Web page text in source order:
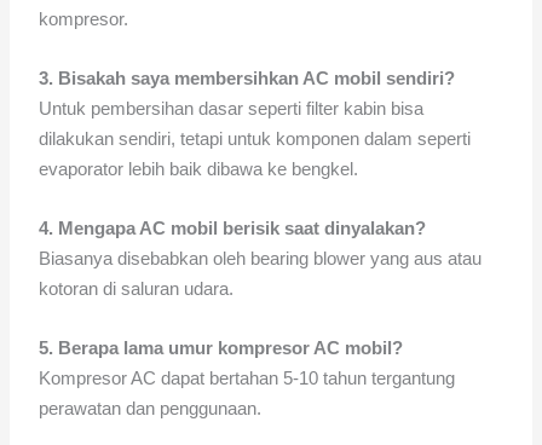
kompresor.
3. Bisakah saya membersihkan AC mobil sendiri?
Untuk pembersihan dasar seperti filter kabin bisa
dilakukan sendiri, tetapi untuk komponen dalam seperti
evaporator lebih baik dibawa ke bengkel.
4. Mengapa AC mobil berisik saat dinyalakan?
Biasanya disebabkan oleh bearing blower yang aus atau
kotoran di saluran udara.
5. Berapa lama umur kompresor AC mobil?
Kompresor AC dapat bertahan 5-10 tahun tergantung
perawatan dan penggunaan.